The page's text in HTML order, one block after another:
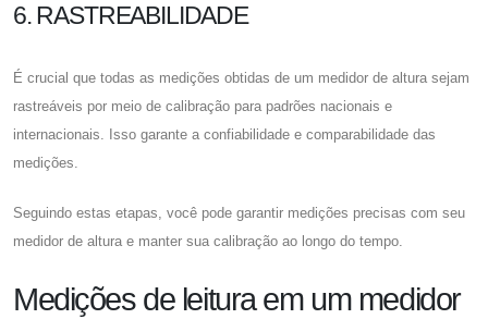
6. RASTREABILIDADE
É crucial que todas as medições obtidas de um medidor de altura sejam
rastreáveis ​​por meio de calibração para padrões nacionais e
internacionais. Isso garante a confiabilidade e comparabilidade das
medições.
Seguindo estas etapas, você pode garantir medições precisas com seu
medidor de altura e manter sua calibração ao longo do tempo.
Medições de leitura em um medidor